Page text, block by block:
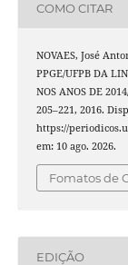
COMO CITAR
NOVAES, José
PPGE/UFPB DA
NOS ANOS DE
205–221, 2016.
https://
em: 10 ago. 2026.
Fomatos de
EDIÇÃO